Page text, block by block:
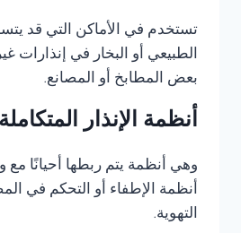
تستخدم في الأماكن التي قد
الطبيعي أو البخار في إنذارات
بعض المطابخ أو المصانع.
أنظمة الإنذار المتكاملة
وهي أنظمة يتم ربطها أحيانًا
أنظمة الإطفاء أو التحكم في
التهوية.